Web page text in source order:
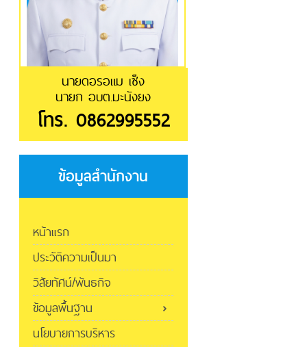
นายดอรอแม เซ็ง
นายก อบต.มะนังยง
โทร. 0862995552
ข้อมูลสำนักงาน
หน้าแรก
ประวัติความเป็นมา
วิสัยทัศน์/พันธกิจ
ข้อมูลพื้นฐาน
นโยบายการบริหาร